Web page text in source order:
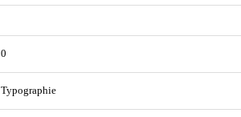
0
Typographie